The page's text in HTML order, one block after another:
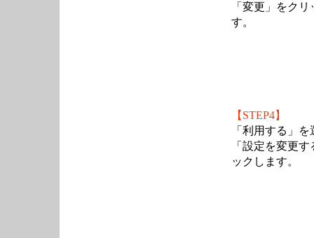
「変更」をク
す。
【STEP4】
「利用する」
「設定を変更
ックします。